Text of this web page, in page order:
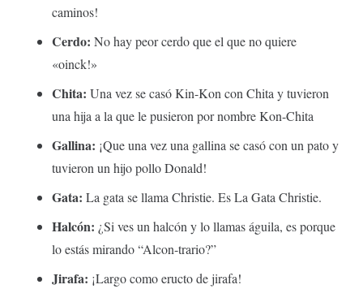
caminos!
Cerdo: No hay peor cerdo que el que no quiere
«oinck!»
Chita: Una vez se casó Kin-Kon con Chita y tuvieron
una hija a la que le pusieron por nombre Kon-Chita
Gallina: ¡Que una vez una gallina se casó con un pato y
tuvieron un hijo pollo Donald!
Gata: La gata se llama Christie. Es La Gata Christie.
Halcón: ¿Si ves un halcón y lo llamas águila, es porque
lo estás mirando “Alcon-trario?”
Jirafa: ¡Largo como eructo de jirafa!